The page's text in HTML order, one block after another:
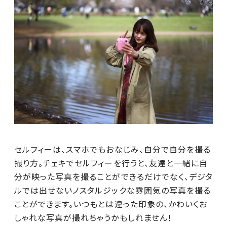
セルフィーは、スマホでもおなじみ、自分で自分を撮る
撮り方。チェキでセルフィーを行うと、友達と一緒に自
分が映った写真を撮ることができるだけでなく、デジタ
ルでは出せないノスタルジックな雰囲気の写真を撮る
ことができます。いつもとは違った印象の、かわいくお
しゃれな写真が撮れちゃうかもしれません！